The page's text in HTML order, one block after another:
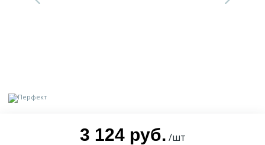
3 124 руб. /шт
Блог Полуколонна